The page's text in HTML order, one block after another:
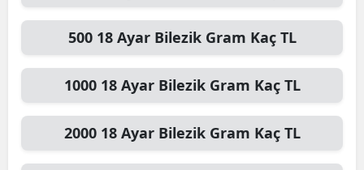
500 18 Ayar Bilezik Gram Kaç TL
1000 18 Ayar Bilezik Gram Kaç TL
2000 18 Ayar Bilezik Gram Kaç TL